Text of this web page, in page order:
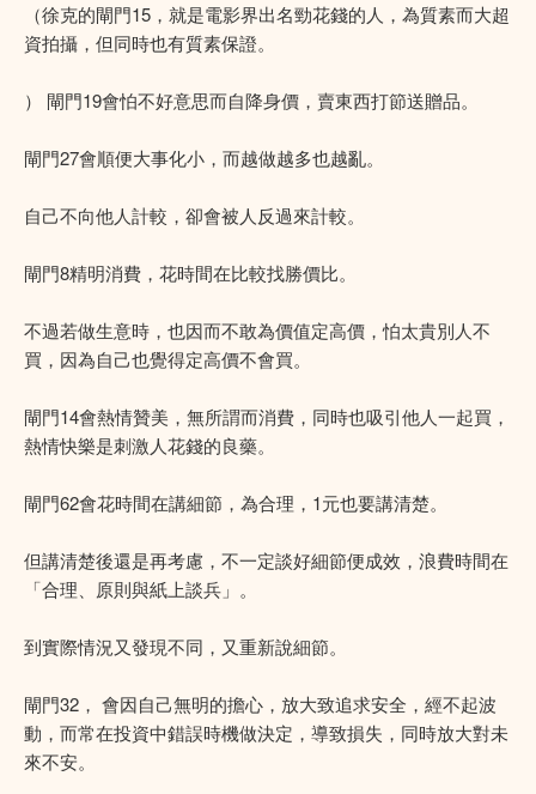
（徐克的閘門15，就是電影界出名勁花錢的人，為質素而大超
資拍攝，但同時也有質素保證。
） 閘門19會怕不好意思而自降身價，賣東西打節送贈品。
閘門27會順便大事化小，而越做越多也越亂。
自己不向他人計較，卻會被人反過來計較。
閘門8精明消費，花時間在比較找勝價比。
不過若做生意時，也因而不敢為價值定高價，怕太貴別人不
買，因為自己也覺得定高價不會買。
閘門14會熱情贊美，無所謂而消費，同時也吸引他人一起買，
熱情快樂是刺激人花錢的良藥。
閘門62會花時間在講細節，為合理，1元也要講清楚。
但講清楚後還是再考慮，不一定談好細節便成效，浪費時間在
「合理、原則與紙上談兵」。
到實際情況又發現不同，又重新說細節。
閘門32， 會因自己無明的擔心，放大致追求安全，經不起波
動，而常在投資中錯誤時機做決定，導致損失，同時放大對未
來不安。